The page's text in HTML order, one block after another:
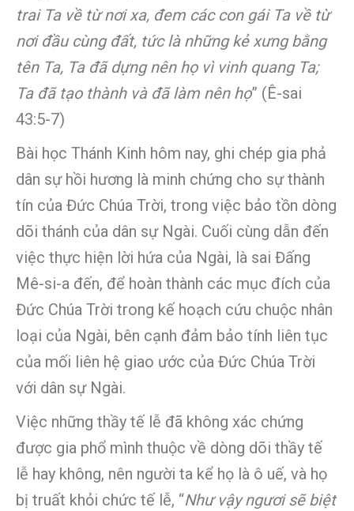
trai Ta về từ nơi xa, đem các con gái Ta về từ
nơi đầu cùng đất, tức là những kẻ xưng bằng
tên Ta, Ta đã dựng nên họ vì vinh quang Ta;
Ta đã tạo thành và đã làm nên họ” (Ê-sai
43:5-7)
Bài học Thánh Kinh hôm nay, ghi chép gia phả
dân sự hồi hương là minh chứng cho sự thành
tín của Đức Chúa Trời, trong việc bảo tồn dòng
dõi thánh của dân sự Ngài. Cuối cùng dẫn đến
việc thực hiện lời hứa của Ngài, là sai Đấng
Mê-si-a đến, để hoàn thành các mục đích của
Đức Chúa Trời trong kế hoạch cứu chuộc nhân
loại của Ngài, bên cạnh đảm bảo tính liên tục
của mối liên hệ giao ước của Đức Chúa Trời
với dân sự Ngài.
Việc những thầy tế lễ đã không xác chứng
được gia phổ mình thuộc về dòng dõi thầy tế
lễ hay không, nên người ta kể họ là ô uế, và họ
bị truất khỏi chức tế lễ, “Như vậy ngươi sẽ biệt